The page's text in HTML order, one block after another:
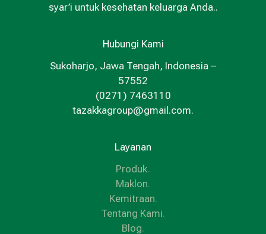
syar’i untuk kesehatan keluarga Anda..
Hubungi Kami
Sukoharjo, Jawa Tengah, Indonesia –
57552
(0271) 7463110
tazakkagroup@gmail.com.
Layanan
Produk.
Maklon.
Kemitraan.
Tentang Kami.
Blog.